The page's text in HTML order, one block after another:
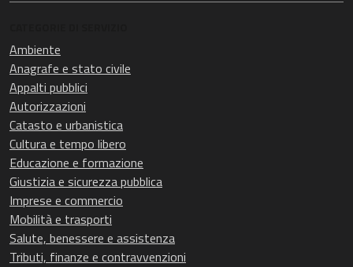
Ambiente
Anagrafe e stato civile
Appalti pubblici
Autorizzazioni
Catasto e urbanistica
Cultura e tempo libero
Educazione e formazione
Giustizia e sicurezza pubblica
Imprese e commercio
Mobilità e trasporti
Salute, benessere e assistenza
Tributi, finanze e contravvenzioni